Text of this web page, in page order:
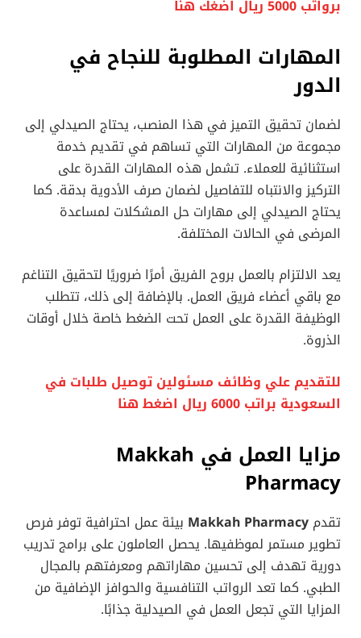
برواتب 5000 ريال اضغك هنا
المهارات المطلوبة للنجاح في
الدور
لضمان تحقيق التميز في هذا المنصب، يحتاج الصيدلي إلى
مجموعة من المهارات التي تساهم في تقديم خدمة
استثنائية للعملاء. تشمل هذه المهارات القدرة على
التركيز والانتباه للتفاصيل لضمان صرف الأدوية بدقة. كما
يحتاج الصيدلي إلى مهارات حل المشكلات لمساعدة
المرضى في الحالات المختلفة.
يعد الالتزام بالعمل بروح الفريق أمرًا ضروريًا لتحقيق التناغم
مع باقي أعضاء فريق العمل. بالإضافة إلى ذلك، تتطلب
الوظيفة القدرة على العمل تحت الضغط خاصة خلال أوقات
الذروة.
للتقديم علي وظائف مسئولين توصيل طلبات في
السعودية براتب 6000 ريال اضغط هنا
مزايا العمل في Makkah
Pharmacy
تقدم Makkah Pharmacy بيئة عمل احترافية توفر فرص
تطوير مستمر لموظفيها. يحصل العاملون على برامج تدريب
دورية تهدف إلى تحسين مهاراتهم ومعرفتهم بالمجال
الطبي. كما تعد الرواتب التنافسية والحوافز الإضافية من
المزايا التي تجعل العمل في الصيدلية جذابًا.